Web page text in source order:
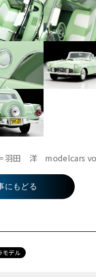
羽田 洋 modelcars
にもどる
モデル